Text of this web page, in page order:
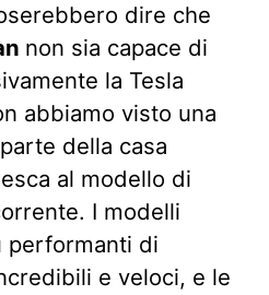
dire che
non sia capace di
la Tesla
abbiamo visto una
della casa
al modello di
I modelli
performanti di
e veloci, e le